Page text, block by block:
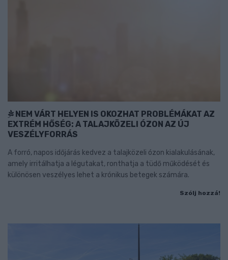
NEM VÁRT HELYEN IS OKOZHAT PROBLÉMÁKAT AZ
EXTRÉM HŐSÉG: A TALAJKÖZELI ÓZON AZ ÚJ
VESZÉLYFORRÁS
A forró, napos időjárás kedvez a talajközeli ózon kialakulásának,
amely irritálhatja a légutakat, ronthatja a tüdő működését és
különösen veszélyes lehet a krónikus betegek számára.
Szólj hozzá!